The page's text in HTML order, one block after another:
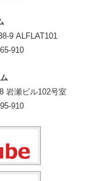
9 ALFLAT101
910
岩瀬ビル102号室
910